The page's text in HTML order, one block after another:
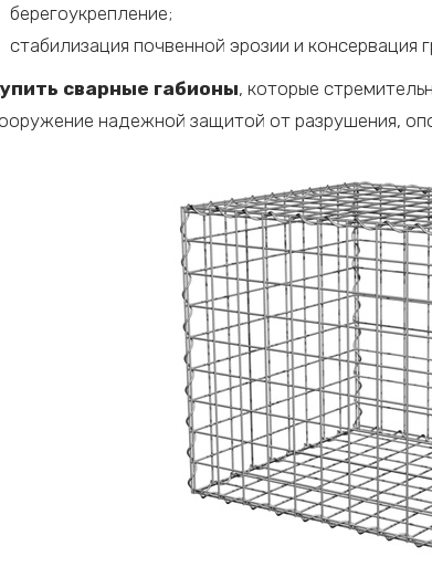
берегоукрепление;
стабилизация почвенной эрозии и консервация
сварные габионы, которые
надежной защитой от разрушения,